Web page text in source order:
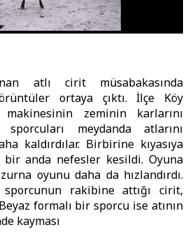
atlı cirit müsabakasında
ortaya çıktı. İlçe Köy
zeminin karlarını
meydanda atlarını
kaldırdılar. Birbirine kıyasıya
anda nefesler kesildi. Oyuna
oyunu daha da hızlandırdı.
rakibine attığı cirit,
formalı bir sporcu ise atının
kayması